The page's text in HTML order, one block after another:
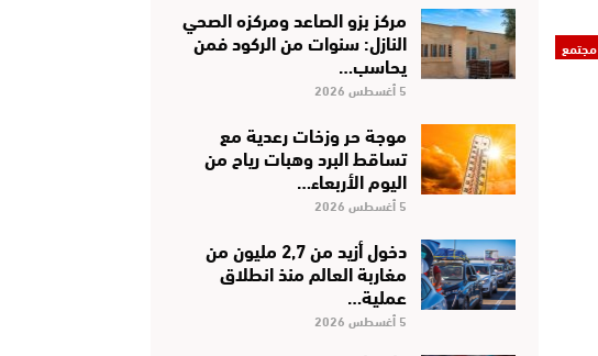
مجتمع
مركز بزو الصاعد ومركزه الصحي
النازل: سنوات من الركود فمن
يحاسب…
5 أغسطس 2026
موجة حر وزخات رعدية مع
تساقط البرد وهبات رياح من
اليوم الأربعاء…
5 أغسطس 2026
دخول أزيد من 2,7 مليون من
مغاربة العالم منذ انطلاق
عملية…
5 أغسطس 2026